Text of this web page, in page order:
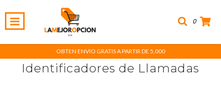
0
OBTEN ENVIO GRATIS A PARTIR DE 5,000
Identificadores de Llamadas